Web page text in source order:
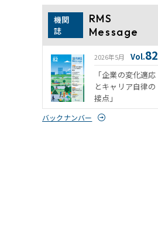
機関
誌
RMS
Message
「企業の変化適応
とキャリア自律の
接点」
2026年5月 Vol.82
バックナンバー